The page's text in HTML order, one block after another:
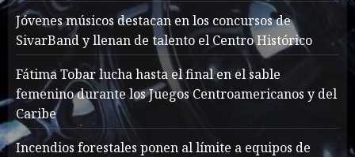
2
What’s Scarier Than the
Sex Talk? Its About Weight
MAYO 14, 2024 862
Jóvenes músicos destacan en los concursos de
SivarBand y llenan de talento el Centro Histórico
Fátima Tobar lucha hasta el final en el sable
femenino durante los Juegos Centroamericanos y del
Caribe
Incendios forestales ponen al límite a equipos de